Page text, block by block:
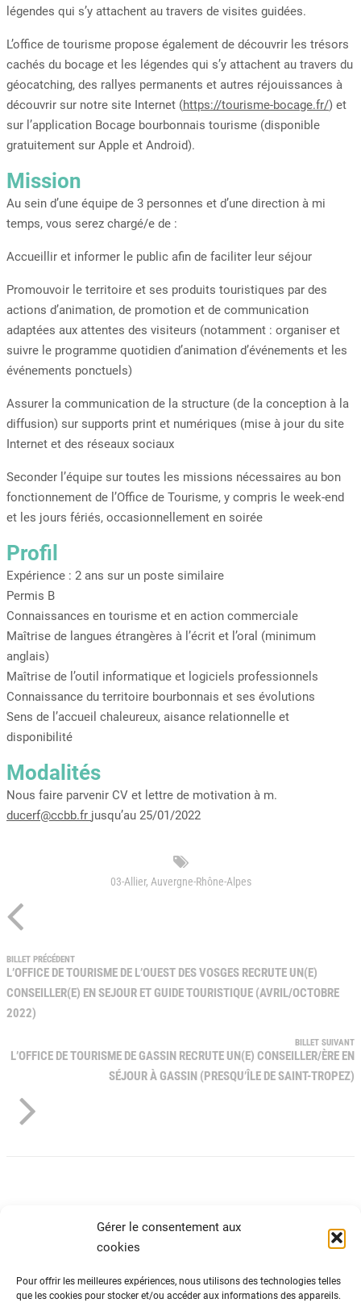
Gérer le consentement aux
cookies
Pour offrir les meilleures expériences, nous utilisons des technologies telles
que les cookies pour stocker et/ou accéder aux informations des appareils.
légendes qui s’y attachent au travers de visites guidées.
L’office de tourisme propose également de découvrir les trésors
cachés du bocage et les légendes qui s’y attachent au travers du
géocatching, des rallyes permanents et autres réjouissances à
découvrir sur notre site Internet (https://tourisme-bocage.fr/) et
sur l’application Bocage bourbonnais tourisme (disponible
gratuitement sur Apple et Android).
Mission
Au sein d’une équipe de 3 personnes et d’une direction à mi
temps, vous serez chargé/e de :
Accueillir et informer le public afin de faciliter leur séjour
Promouvoir le territoire et ses produits touristiques par des
actions d’animation, de promotion et de communication
adaptées aux attentes des visiteurs (notamment : organiser et
suivre le programme quotidien d’animation d’événements et les
événements ponctuels)
Assurer la communication de la structure (de la conception à la
diffusion) sur supports print et numériques (mise à jour du site
Internet et des réseaux sociaux
Seconder l’équipe sur toutes les missions nécessaires au bon
fonctionnement de l’Office de Tourisme, y compris le week-end
et les jours fériés, occasionnellement en soirée
Profil
Expérience : 2 ans sur un poste similaire
Permis B
Connaissances en tourisme et en action commerciale
Maîtrise de langues étrangères à l’écrit et l’oral (minimum
anglais)
Maîtrise de l’outil informatique et logiciels professionnels
Connaissance du territoire bourbonnais et ses évolutions
Sens de l’accueil chaleureux, aisance relationnelle et
disponibilité
Modalités
Nous faire parvenir CV et lettre de motivation à m.
ducerf@ccbb.fr jusqu’au 25/01/2022
03-Allier, Auvergne-Rhône-Alpes
BILLET PRÉCÉDENT
L’OFFICE DE TOURISME DE L’OUEST DES VOSGES RECRUTE UN(E)
CONSEILLER(E) EN SEJOUR ET GUIDE TOURISTIQUE (AVRIL/OCTOBRE
2022)
BILLET SUIVANT
L’OFFICE DE TOURISME DE GASSIN RECRUTE UN(E) CONSEILLER/ÈRE EN
SÉJOUR À GASSIN (PRESQU’ÎLE DE SAINT-TROPEZ)